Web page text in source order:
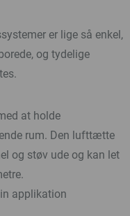
er lige så enkel,
og tydelige
at holde
rum. Den lufttætte
og støv ude og kan let
applikation